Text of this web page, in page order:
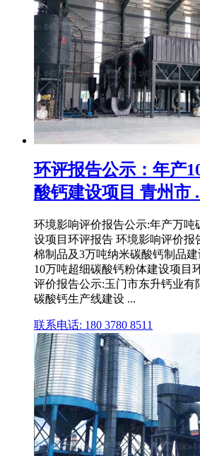
环评报告公示：年产
酸钙建设项目 青州市
环境影响评价报告公示:年产万吨
设项目环评报告 环境影响评价报
棉制品及3万吨纳米碳酸钙制品
10万吨超细碳酸钙粉体建设项目
评价报告公示:玉门市东升钙业有
碳酸钙生产线建设 ...
联系电话: 180 3780 8511